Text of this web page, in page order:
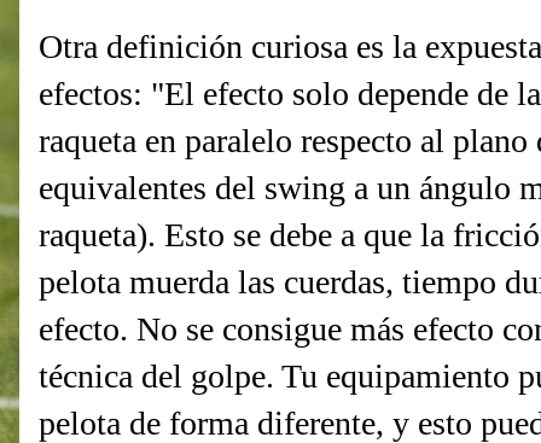
Otra definición curiosa es la
efectos: "El efecto solo depende de
raqueta en paralelo respecto al plano
equivalentes del swing a un ángulo
raqueta). Esto se debe a que la
pelota muerda las cuerdas, tiempo
efecto. No se consigue más efecto
técnica del golpe. Tu equipamiento
pelota de forma diferente, y esto